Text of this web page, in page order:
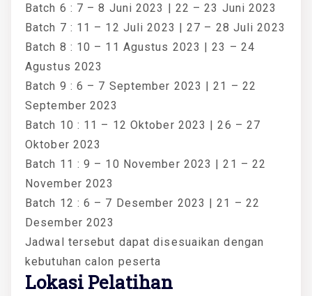
Batch 6 : 7 – 8 Juni 2023 | 22 – 23 Juni 2023
Batch 7 : 11 – 12 Juli 2023 | 27 – 28 Juli 2023
Batch 8 : 10 – 11 Agustus 2023 | 23 – 24
Agustus 2023
Batch 9 : 6 – 7 September 2023 | 21 – 22
September 2023
Batch 10 : 11 – 12 Oktober 2023 | 26 – 27
Oktober 2023
Batch 11 : 9 – 10 November 2023 | 21 – 22
November 2023
Batch 12 : 6 – 7 Desember 2023 | 21 – 22
Desember 2023
Jadwal tersebut dapat disesuaikan dengan
kebutuhan calon peserta
Lokasi Pelatihan